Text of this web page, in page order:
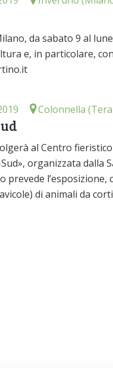
da sabato 9 al
e, in particolare,
Colonnella
al Centro
organizzata dalla
prevede
di animali da